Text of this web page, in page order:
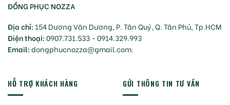
ĐỒNG PHỤC NOZZA
Địa chỉ: 154 Dương Văn Dương, P. Tân Quý, Q. Tân Phú, Tp.HCM
Điện thoại:0907.731.533 - 0914.329.993
Email:dongphucnozza@gmail.com.
HỖ TRỢ KHÁCH HÀNG GỬI THÔNG TIN TƯ VẤN